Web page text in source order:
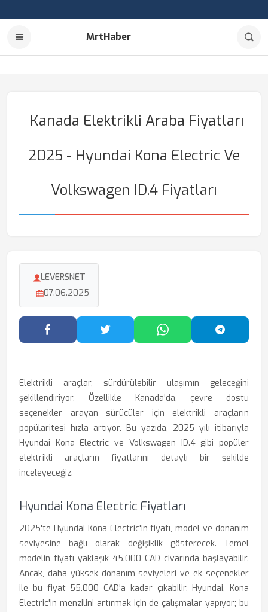
MrtHaber
Kanada Elektrikli Araba Fiyatları
2025 - Hyundai Kona Electric Ve
Volkswagen ID.4 Fiyatları
LEVERSNET
07.06.2025
Facebook'ta PaylaşTwitter'da PaylaşWhatsApp'ta Paylaş
Elektrikli araçlar, sürdürülebilir ulaşımın geleceğini
şekillendiriyor. Özellikle Kanada'da, çevre dostu
seçenekler arayan sürücüler için elektrikli araçların
popülaritesi hızla artıyor. Bu yazıda, 2025 yılı itibarıyla
Hyundai Kona Electric ve Volkswagen ID.4 gibi popüler
elektrikli araçların fiyatlarını detaylı bir şekilde
inceleyeceğiz.
Hyundai Kona Electric Fiyatları
2025'te Hyundai Kona Electric'in fiyatı, model ve donanım
seviyesine bağlı olarak değişiklik gösterecek. Temel
modelin fiyatı yaklaşık 45.000 CAD civarında başlayabilir.
Ancak, daha yüksek donanım seviyeleri ve ek seçenekler
ile bu fiyat 55.000 CAD'a kadar çıkabilir. Hyundai, Kona
Electric'in menzilini artırmak için de çalışmalar yapıyor; bu